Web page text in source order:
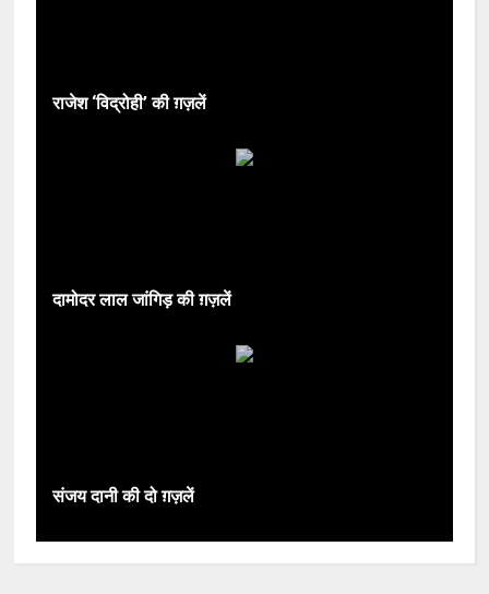
राजेश ‘विद्रोही’ की ग़ज़लें
दामोदर लाल जांगिड़ की ग़ज़लें
संजय दानी की दो ग़ज़लें